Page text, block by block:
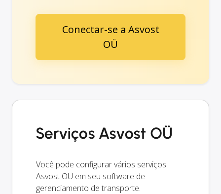
Conectar-se a Asvost
OÜ
Serviços Asvost OÜ
Você pode configurar vários serviços
Asvost OÜ em seu software de
gerenciamento de transporte.